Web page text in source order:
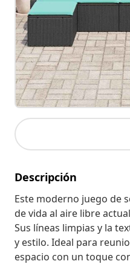
Descripción
Este moderno juego de
de vida al aire libre
Sus líneas limpias y la
y estilo. Ideal para
espacio con un toque